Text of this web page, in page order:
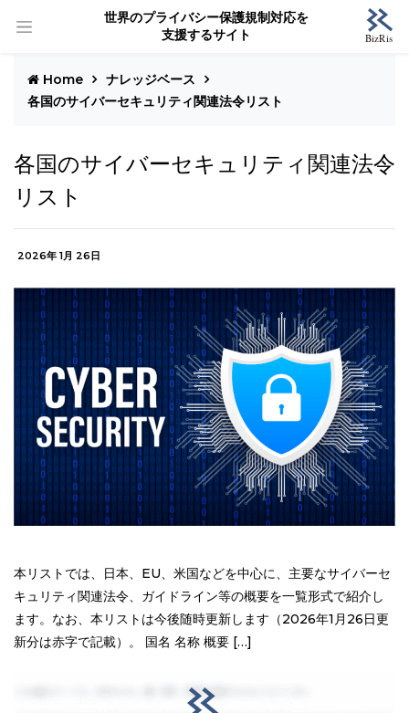
世界のプライバシー保護規制対応を
支援するサイト
Home
ナレッジベース
各国のサイバーセキュリティ関連法令リスト
各国のサイバーセキュリティ関連法令
リスト
2026年 1月 26日
本リストでは、日本、EU、米国などを中心に、主要なサイバーセ
キュリティ関連法令、ガイドライン等の概要を一覧形式で紹介し
ます。なお、本リストは今後随時更新します（2026年1月26日更
新分は赤字で記載）。 国名 名称 概要 […]